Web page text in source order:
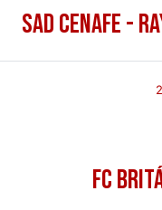
SAD Cenafe -
FC